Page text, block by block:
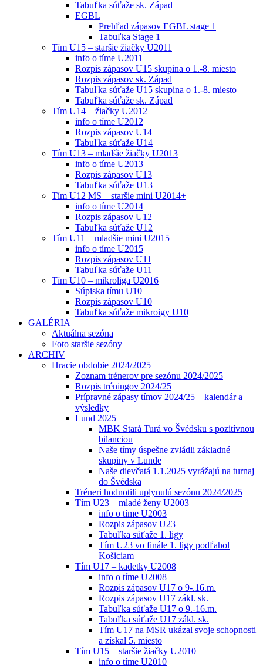
Tabuľka súťaže sk. Západ
EGBL
Prehľad zápasov EGBL stage 1
Tabuľka Stage 1
Tím U15 – staršie žiačky U2011
info o tíme U2011
Rozpis zápasov U15 skupina o 1.-8. miesto
Rozpis zápasov sk. Západ
Tabuľka súťaže U15 skupina o 1.-8. miesto
Tabuľka súťaže sk. Západ
Tím U14 – žiačky U2012
info o tíme U2012
Rozpis zápasov U14
Tabuľka súťaže U14
Tím U13 – mladšie žiačky U2013
info o tíme U2013
Rozpis zápasov U13
Tabuľka súťaže U13
Tím U12 MS – staršie mini U2014+
info o tíme U2014
Rozpis zápasov U12
Tabuľka súťaže U12
Tím U11 – mladšie mini U2015
info o tíme U2015
Rozpis zápasov U11
Tabuľka súťaže U11
Tím U10 – mikroliga U2016
Súpiska tímu U10
Rozpis zápasov U10
Tabuľka súťaže mikroigy U10
GALÉRIA
Aktuálna sezóna
Foto staršie sezóny
ARCHIV
Hracie obdobie 2024/2025
Zoznam trénerov pre sezónu 2024/2025
Rozpis tréningov 2024/25
Prípravné zápasy tímov 2024/25 – kalendár a
výsledky
Lund 2025
MBK Stará Turá vo Švédsku s pozitívnou
bilanciou
Naše tímy úspešne zvládli základné
skupiny v Lunde
Naše dievčatá 1.1.2025 vyrážajú na turnaj
do Švédska
Tréneri hodnotili uplynulú sezónu 2024/2025
Tím U23 – mladé ženy U2003
info o tíme U2003
Rozpis zápasov U23
Tabuľka súťaže 1. ligy
Tím U23 vo finále 1. ligy podľahol
Košiciam
Tím U17 – kadetky U2008
info o tíme U2008
Rozpis zápasov U17 o 9-.16.m.
Rozpis zápasov U17 zákl. sk.
Tabuľka súťaže U17 o 9.-16.m.
Tabuľka súťaže U17 zákl. sk.
Tím U17 na MSR ukázal svoje schopnosti
a získal 5. miesto
Tím U15 – staršie žiačky U2010
info o tíme U2010